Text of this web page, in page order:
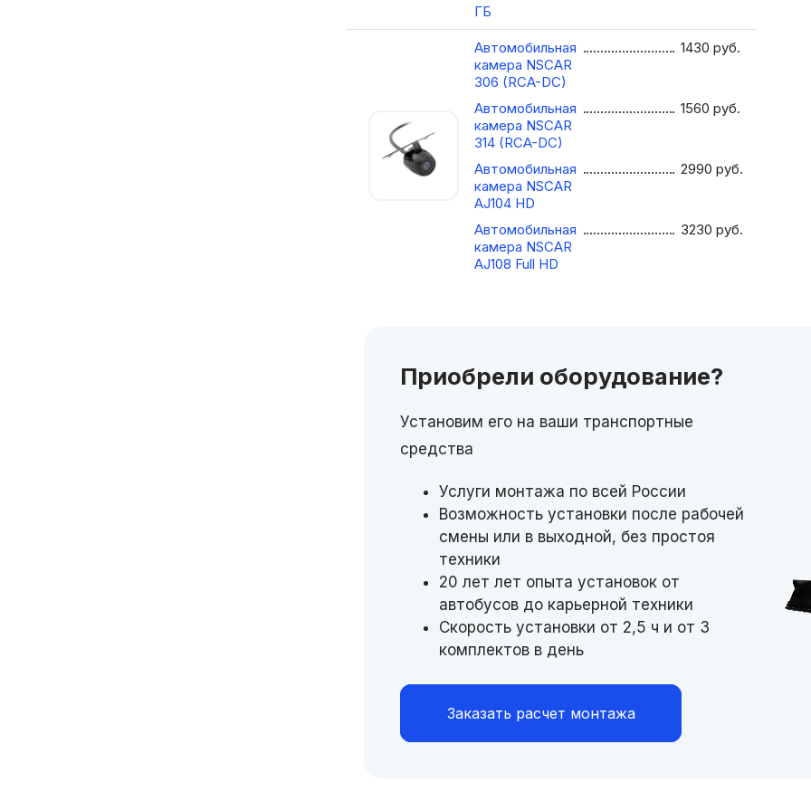
ГБ
Автомобильная
камера NSCAR
306 (RCA-DC)
1430руб.
Автомобильная
камера NSCAR
314 (RCA-DC)
1560руб.
Автомобильная
камера NSCAR
AJ104 HD
2990руб.
Автомобильная
камера NSCAR
AJ108 Full HD
3230руб.
Приобрели оборудование?
Установим его на ваши транспортные
средства
Услуги монтажа по всей России
Возможность установки после рабочей
смены или в выходной, без простоя
техники
20 лет лет опыта установок от
автобусов до карьерной техники
Скорость установки от 2,5 ч и от 3
комплектов в день
Заказать расчет монтажа